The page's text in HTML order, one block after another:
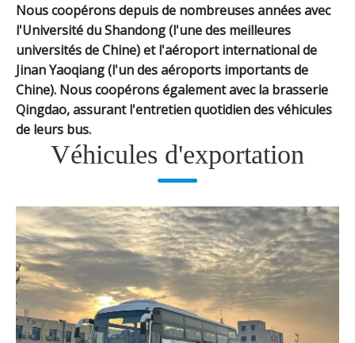
Nous coopérons depuis de nombreuses années avec
l'Université du Shandong (l'une des meilleures
universités de Chine) et l'aéroport international de
Jinan Yaoqiang (l'un des aéroports importants de
Chine). Nous coopérons également avec la brasserie
Qingdao, assurant l'entretien quotidien des véhicules
de leurs bus.
Véhicules d'exportation